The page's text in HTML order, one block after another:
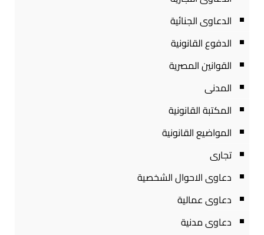
الدعاوى الجنائية
الدفوع القانونية
القوانين المصرية
المدنى
المكتبة القانونية
المواضيع القانونية
تجارى
دعاوى الاحوال الشخصية
دعاوى عمالية
دعاوى مدنية